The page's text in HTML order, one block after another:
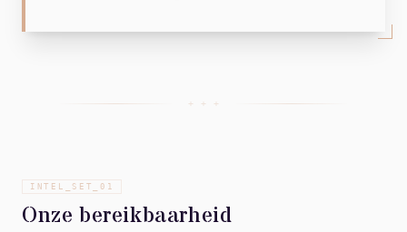
+ + +
INTEL_SET_ 01
Onze bereikbaarheid